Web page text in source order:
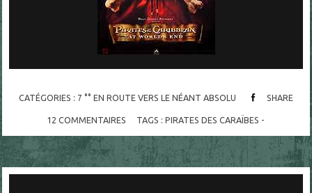
CATÉGORIES : 7 °° EN ROUTE VERS LE NÉANT ABSOLU SHARE
12 COMMENTAIRES TAGS :PIRATES DES CARAÏBES -